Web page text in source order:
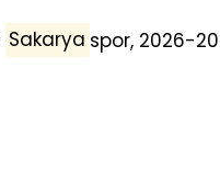
Sakarya spor, 2026-